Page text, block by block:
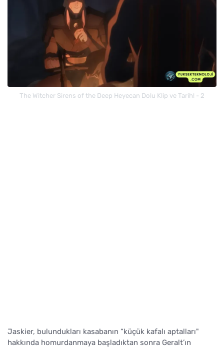
The Witcher Sirens of the Deep Heyecan Dolu Klip ve Tarih! - 2
Jaskier, bulundukları kasabanın “küçük kafalı aptalları"
hakkında homurdanmaya başladıktan sonra Geralt’ın